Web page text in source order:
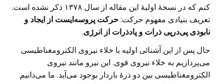
کنم که در نسخه‌ٔ اولیهٔ این مقاله از سال ۱۳۷۸ ذکر نشده است.
تعریف بنیادی مفهوم حرکت: حرکت پروسه‌ایست از ایجاد و
نابودی پی‌درپی ذرات و پادذرات از انرژی.
حال پس از این آشنائی اولیه با خلاء نیروی الکترومغناطیسی
می‌پردازیم به خلاء نیروی قوی. این نیرو مانند نیروی
الکترومغناطیسی بین دو ذرهٔ باردار بوجود می‌آید. ما می‌دانیم